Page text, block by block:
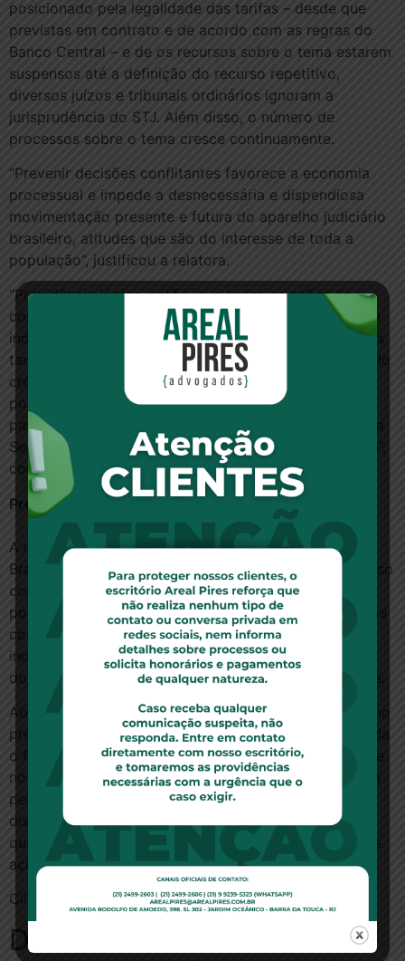
posicionado pela legalidade das tarifas – desde que
previstas em contrato e de acordo com as regras do
Banco Central – e de os recursos sobre o tema estarem
suspensos até a definição do recurso repetitivo,
diversos juízos e tribunais ordinários ignoram a
jurisprudência do STJ. Além disso, o número de
processos sobre o tema cresce continuamente.
“Prevenir decisões conflitantes favorece a economia
processual e impede a desnecessária e dispendiosa
movimentação presente e futura do aparelho judiciário
brasileiro, atitudes que são do interesse de toda a
população”, justificou a relatora.
“Providência lógica, então, que todas as ações de
conhecimento em que haja discussão, em conjunto ou
individualmente, sobre a legitimidade da cobrança das
tarifas administrativas para a concessão e cobrança do
crédito, sob quaisquer denominações, bem como a
possibilidade de financiamento do IOF, sejam
paralisadas até o final julgamento deste processo pela
Segunda Seção, como representativo da controvérsia”,
concluiu.
Precedentes
A medida atende a requerimento da Federação
Brasileira de Bancos (Febraban), que integra o processo
como amicus curiae. Segundo a entidade, apesar do
posicionamento do STJ, os tribunais e juízes ordinários
continuam condenando as instituições bancárias,
inclusive com determinação de restituição em dobro
dos valores cobrados e condenação em danos morais.
Ao deferir o pedido da Febraban, a ministra citou como
precedentes do STJ em que medida similar foi deferida
o REsp 1.060.210, relatado pelo ministro Luiz Fux (hoje
no Supremo Tribunal Federal), e a MC 19.734, relatada
pelo ministro Sidnei Beneti. Em todos esses casos,
discute-se uma “macro-lide”, isto é, um processo em
que a tese jurídica definida se aplica a diversas outras
ações.
Clique aqui para ler a notícia no site do STJ
Deixe um comentário